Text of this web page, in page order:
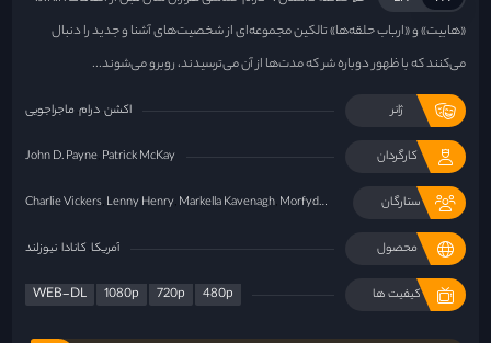
«هابیت» و «ارباب حلقه‌ها» تالکین مجموعه‌ای از شخصیت‌های آشنا و جدید را دنبال
می‌کنند که با ظهور دوباره شر که مدت‌ها از آن می‌ترسیدند، روبرو می‌شوند...
ژانر اکشن درام ماجراجویی
کارگردان John D. Payne Patrick McKay
ستارگان Charlie Vickers Lenny Henry Markella Kavenagh Morfydd Clark
محصول آمریکا کانادا نیوزلند
کیفیت ها WEB-DL 1080p 720p 480p